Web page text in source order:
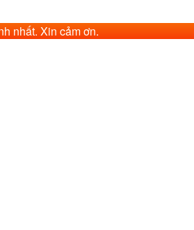
nhất. Xin cảm ơn.